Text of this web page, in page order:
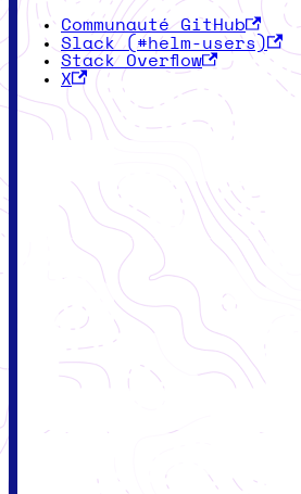
Communauté GitHub
Slack (#helm-users)
Stack Overflow
X